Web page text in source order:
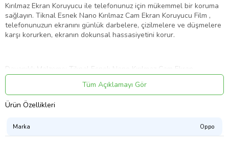
Kırılmaz Ekran Koruyucu ile telefonunuz için mükemmel bir koruma
sağlayın. Tiknal Esnek Nano Kırılmaz Cam Ekran Koruyucu Film ,
telefonunuzun ekranını günlük darbelere, çizilmelere ve düşmelere
karşı korurken, ekranın dokunsal hassasiyetini korur.
Dayanıklı Malzeme: Tiknal Esnek Nano Kırılmaz Cam Ekran
Koruyucu Film , son teknoloji ile üretilmiştir. Bu özel malzeme,
ekranınızı her türlü darbeye karşı korur ve çizilmez bir yüzey sunar.
Tam Kapsamlı Koruma: Telefonunuzun ekranını kenardan kenara
kapsayan tasarımı sayesinde, ekranınızı tamamen korur. Bu sayede,
Tüm Açıklamayı Gör
Ürün Özellikleri
Marka Oppo